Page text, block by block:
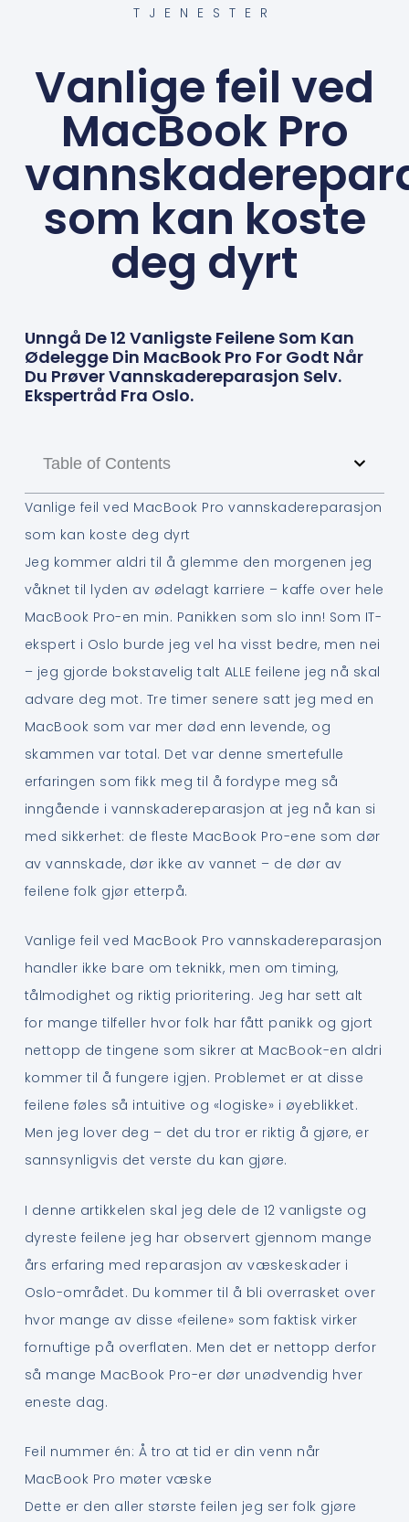
TJENESTER
Vanlige feil ved
MacBook Pro
som kan koste
deg dyrt
Unngå De 12 Vanligste Feilene Som Kan
Ødelegge Din MacBook Pro For Godt Når
Du Prøver Vannskadereparasjon Selv.
Ekspertråd Fra Oslo.
Table of Contents
Vanlige feil ved MacBook Pro vannskadereparasjon
som kan koste deg dyrt
Jeg kommer aldri til å glemme den morgenen jeg
våknet til lyden av ødelagt karriere – kaffe over hele
MacBook Pro-en min. Panikken som slo inn! Som IT-
ekspert i Oslo burde jeg vel ha visst bedre, men nei
– jeg gjorde bokstavelig talt ALLE feilene jeg nå skal
advare deg mot. Tre timer senere satt jeg med en
MacBook som var mer død enn levende, og
skammen var total. Det var denne smertefulle
erfaringen som fikk meg til å fordype meg så
inngående i vannskadereparasjon at jeg nå kan si
med sikkerhet: de fleste MacBook Pro-ene som dør
av vannskade, dør ikke av vannet – de dør av
feilene folk gjør etterpå.
Vanlige feil ved MacBook Pro vannskadereparasjon
handler ikke bare om teknikk, men om timing,
tålmodighet og riktig prioritering. Jeg har sett alt
for mange tilfeller hvor folk har fått panikk og gjort
nettopp de tingene som sikrer at MacBook-en aldri
kommer til å fungere igjen. Problemet er at disse
feilene føles så intuitive og «logiske» i øyeblikket.
Men jeg lover deg – det du tror er riktig å gjøre, er
sannsynligvis det verste du kan gjøre.
I denne artikkelen skal jeg dele de 12 vanligste og
dyreste feilene jeg har observert gjennom mange
års erfaring med reparasjon av væskeskader i
Oslo-området. Du kommer til å bli overrasket over
hvor mange av disse «feilene» som faktisk virker
fornuftige på overflaten. Men det er nettopp derfor
så mange MacBook Pro-er dør unødvendig hver
eneste dag.
Feil nummer én: Å tro at tid er din venn når
MacBook Pro møter væske
Dette er den aller største feilen jeg ser folk gjøre